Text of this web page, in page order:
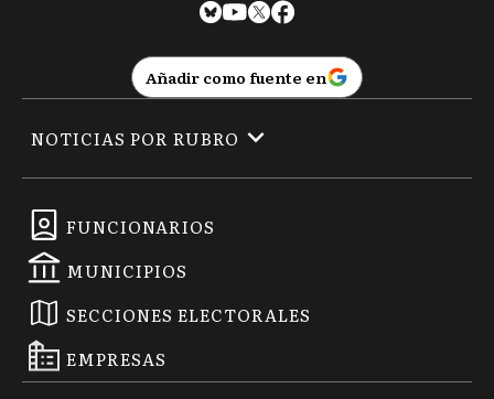
Añadir como fuente en
FUNCIONARIOS
MUNICIPIOS
SECCIONES ELECTORALES
EMPRESAS
NOTICIAS POR RUBRO